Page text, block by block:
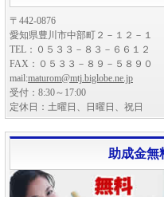
〒442-0876
愛知県豊川市中部町２－１２－１
TEL：０５３３－８３－６６１２
FAX：０５３３－８９－５８９０
mail:maturom@mtj.biglobe.ne.jp
受付：8:30～17:00
定休日：土曜日、日曜日、祝日
助成金無